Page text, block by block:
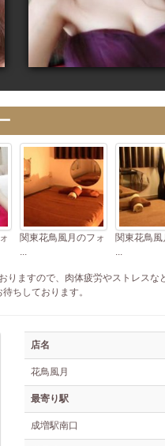
関東花鳥風月のフォ
...
関東花鳥風
...
りますので、肉体疲労やストレス
ちしております。
店名
花鳥風月
最寄り駅
成増駅南口